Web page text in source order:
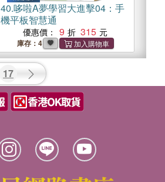
40.哆啦A夢學習大進擊04：手
機平板智慧通
優惠價： 9 315
庫存：4
17